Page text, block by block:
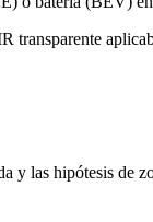
transparente
las hipótesis de